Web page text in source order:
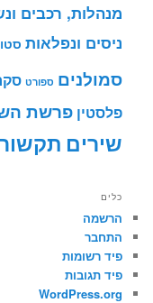
מנהלות, רכבים
ניסים ונפלאות
סמולנים ספורט
פלסטין פרשת
שירים
כלים
הרשמה
התחבר
פיד רשומות
פיד תגובות
WordPress.org